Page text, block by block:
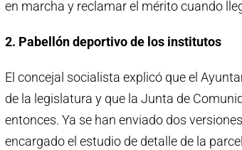
en marcha y reclamar el mérito cuando
2. Pabellón deportivo de los institutos
El concejal socialista explicó que el
de la legislatura y que la Junta de
entonces. Ya se han enviado dos
encargado el estudio de detalle de la